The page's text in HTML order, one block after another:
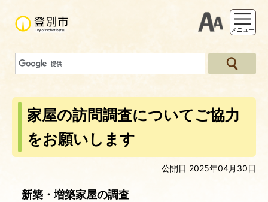
支援ツー
メニュー
家屋の訪問調査についてご協力
をお願いします
公開日 2025年04月30日
新築・増築家屋の調査